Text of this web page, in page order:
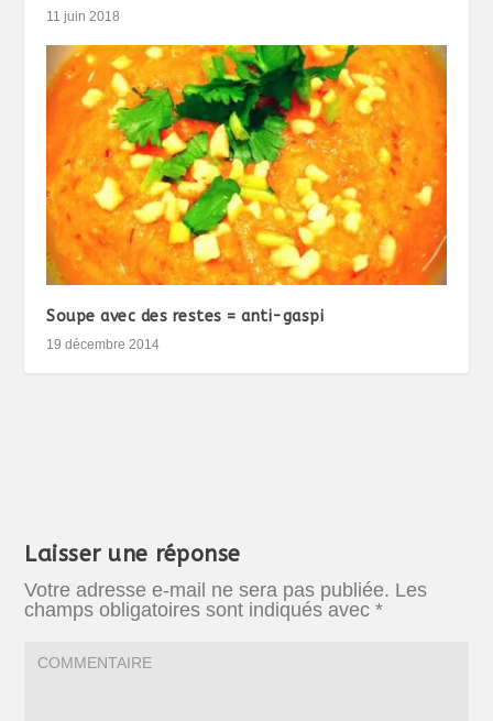
11 juin 2018
Soupe avec des restes = anti-gaspi
19 décembre 2014
Laisser une réponse
Votre adresse e-mail ne sera pas publiée. Les
champs obligatoires sont indiqués avec*